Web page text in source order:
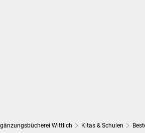
Wittlich Kitas & Schulen